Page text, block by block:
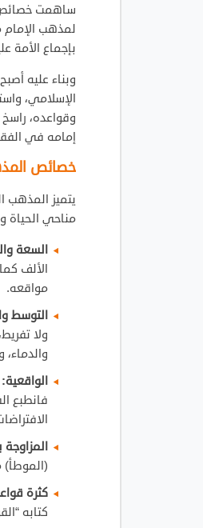
ساهمت
لمذهب الإمام
بإجماع الأمة
وبناء عليه
الإسلامي،
وقواعده،
إمامه في
خصائص
يتميز المذهب
مناحي الحياة
السعة
الألف
مواقعه.
التوسط
ولا
الواقعية:
فانطبع
المزاوجة
(الموطأ)
كثرة
كتابه